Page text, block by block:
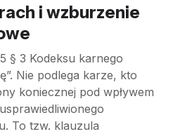
i wzburzenie
§ 3 Kodeksu karnego
Nie podlega karze, kto
koniecznej pod wpływem
To tzw. klauzula